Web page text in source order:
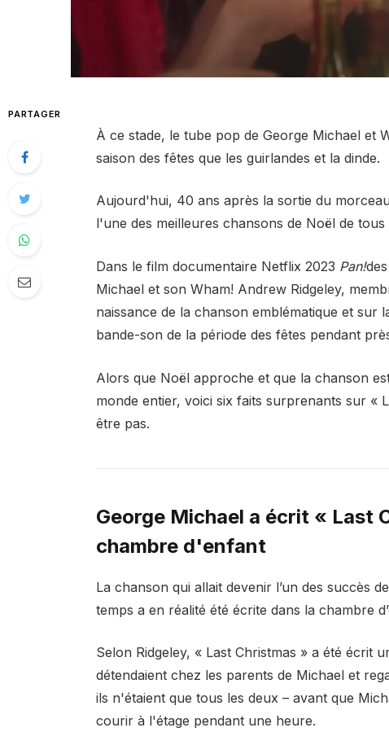
PARTAGER
À ce stade, le tube pop de George Michael et
saison des fêtes que les guirlandes et la dinde.
Aujourd'hui, 40 ans après la sortie du
l'une des meilleures chansons de Noël de tous
Dans le film documentaire Netflix 2023 Pan!
Michael et son Wham! Andrew Ridgeley,
naissance de la chanson emblématique et
bande-son de la période des fêtes pendant
Alors que Noël approche et que la chanson
monde entier, voici six faits surprenants sur «
être pas.
George Michael a écrit « Last
chambre d'enfant
La chanson qui allait devenir l’un des succès
temps a en réalité été écrite dans la chambre
Selon Ridgeley, « Last Christmas » a été écrit
détendaient chez les parents de Michael et
ils n'étaient que tous les deux – avant que
courir à l'étage pendant une heure.